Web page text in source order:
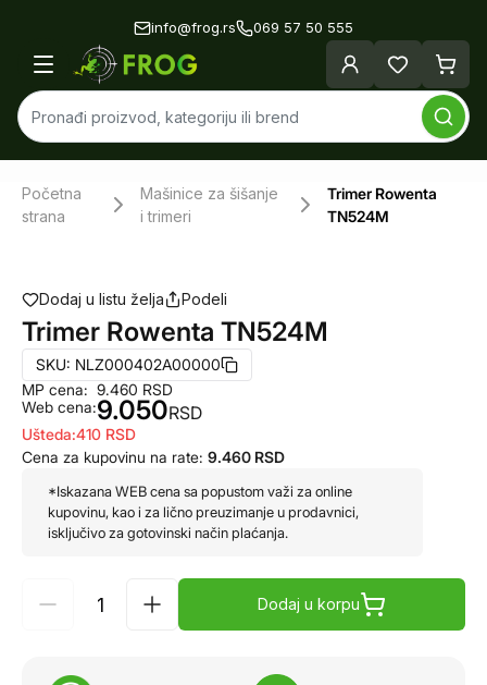
info@frog.rs 069 57 50 555
Početna
strana
Mašinice za šišanje
i trimeri
Trimer Rowenta
TN524M
Dodaj u listu želja Podeli
Trimer Rowenta TN524M
SKU: NLZ000402A00000
MP cena:
Web cena:
9.460 RSD
9.050RSD
Ušteda:410 RSD
Cena za kupovinu na rate: 9.460 RSD
*Iskazana WEB cena sa popustom važi za online
kupovinu, kao i za lično preuzimanje u prodavnici,
isključivo za gotovinski način plaćanja.
Dodaj u korpu